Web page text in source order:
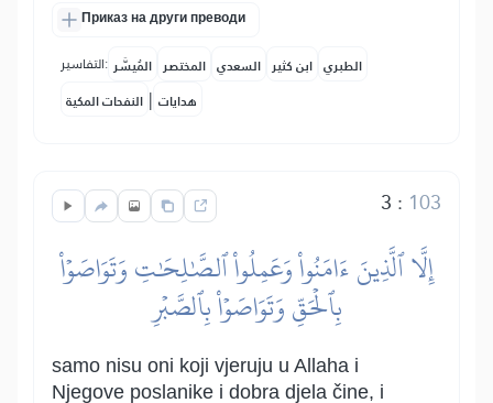
Приказ на други преводи
التفاسير: المُيسَّر المختصر السعدي ابن كثير الطبري
النفحات المكية | هدايات
3 : 103
إِلَّا ٱلَّذِينَ ءَامَنُواْ وَعَمِلُواْ ٱلصَّٰلِحَٰتِ وَتَوَاصَوۡاْ
بِٱلۡحَقِّ وَتَوَاصَوۡاْ بِٱلصَّبۡرِ
samo nisu oni koji vjeruju u Allaha i
Njegove poslanike i dobra djela čine, i